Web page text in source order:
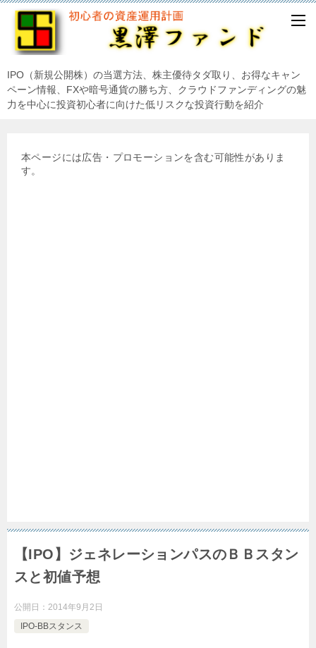
IPO（新規公開株）の当選方法、株主優待タダ取り、お得なキャン
ペーン情報、FXや暗号通貨の勝ち方、クラウドファンディングの魅
力を中心に投資初心者に向けた低リスクな投資行動を紹介
本ページには広告・プロモーションを含む可能性がありま
す。
【IPO】ジェネレーションパスのＢＢスタン
スと初値予想
公開日： 2014年9月2日
IPO-BBスタンス